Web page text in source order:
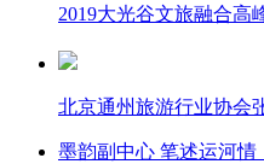
2019大光谷文旅融合高
北京通州旅游行业协会
墨韵副中心 笔述运河情